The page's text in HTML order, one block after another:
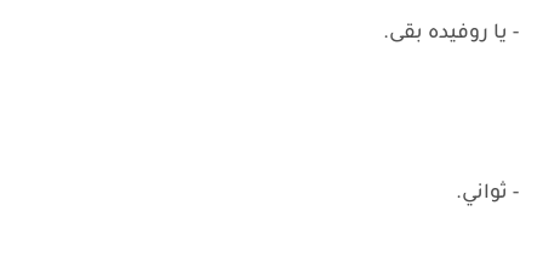
- يا روفيده بقى.
- ثواني.